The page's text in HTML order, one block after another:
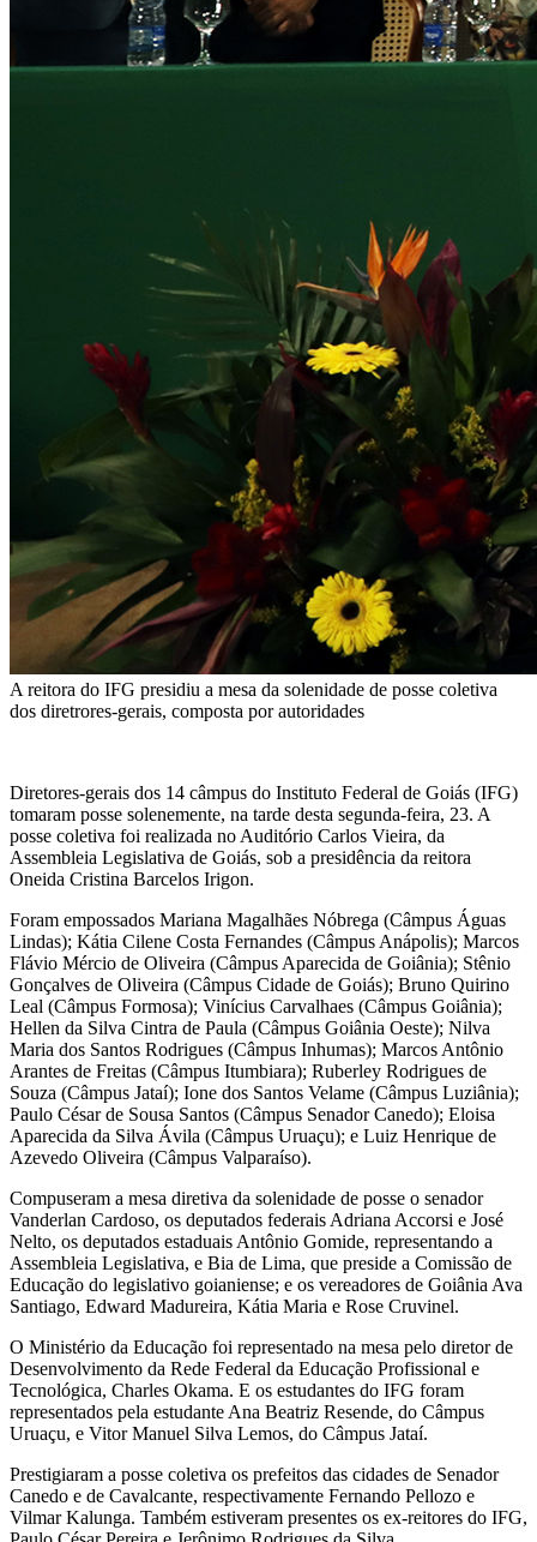
A reitora do IFG presidiu a mesa da solenidade de posse coletiva
dos diretrores-gerais, composta por autoridades
Diretores-gerais dos 14 câmpus do Instituto Federal de Goiás (IFG)
tomaram posse solenemente, na tarde desta segunda-feira, 23. A
posse coletiva foi realizada no Auditório Carlos Vieira, da
Assembleia Legislativa de Goiás, sob a presidência da reitora
Oneida Cristina Barcelos Irigon.
Foram empossados Mariana Magalhães Nóbrega (Câmpus Águas
Lindas); Kátia Cilene Costa Fernandes (Câmpus Anápolis); Marcos
Flávio Mércio de Oliveira (Câmpus Aparecida de Goiânia); Stênio
Gonçalves de Oliveira (Câmpus Cidade de Goiás); Bruno Quirino
Leal (Câmpus Formosa); Vinícius Carvalhaes (Câmpus Goiânia);
Hellen da Silva Cintra de Paula (Câmpus Goiânia Oeste); Nilva
Maria dos Santos Rodrigues (Câmpus Inhumas); Marcos Antônio
Arantes de Freitas (Câmpus Itumbiara); Ruberley Rodrigues de
Souza (Câmpus Jataí); Ione dos Santos Velame (Câmpus Luziânia);
Paulo César de Sousa Santos (Câmpus Senador Canedo); Eloisa
Aparecida da Silva Ávila (Câmpus Uruaçu); e Luiz Henrique de
Azevedo Oliveira (Câmpus Valparaíso).
Compuseram a mesa diretiva da solenidade de posse o senador
Vanderlan Cardoso, os deputados federais Adriana Accorsi e José
Nelto, os deputados estaduais Antônio Gomide, representando a
Assembleia Legislativa, e Bia de Lima, que preside a Comissão de
Educação do legislativo goianiense; e os vereadores de Goiânia Ava
Santiago, Edward Madureira, Kátia Maria e Rose Cruvinel.
O Ministério da Educação foi representado na mesa pelo diretor de
Desenvolvimento da Rede Federal da Educação Profissional e
Tecnológica, Charles Okama. E os estudantes do IFG foram
representados pela estudante Ana Beatriz Resende, do Câmpus
Uruaçu, e Vitor Manuel Silva Lemos, do Câmpus Jataí.
Prestigiaram a posse coletiva os prefeitos das cidades de Senador
Canedo e de Cavalcante, respectivamente Fernando Pellozo e
Vilmar Kalunga. Também estiveram presentes os ex-reitores do IFG,